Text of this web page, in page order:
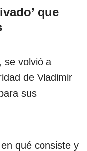
que
se volvió a
de Vladimir
sus
qué consiste y